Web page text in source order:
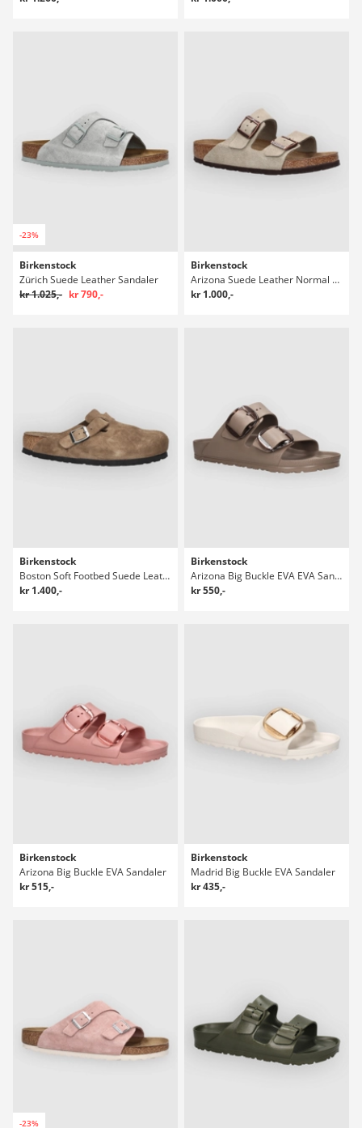
-23%
Birkenstock
Zürich Suede Leather Sandaler
kr 1.025,- kr 790,-
Birkenstock
Arizona Suede Leather Normal Sandaler
kr 1.000,-
Birkenstock
Boston Soft Footbed Suede Leather Sandaler
kr 1.400,-
Birkenstock
Arizona Big Buckle EVA EVA Sandaler
kr 550,-
Birkenstock
Arizona Big Buckle EVA Sandaler
kr 515,-
Birkenstock
Madrid Big Buckle EVA Sandaler
kr 435,-
-23%